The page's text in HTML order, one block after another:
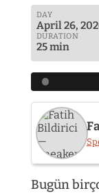
DAY
April 26,
DURATION
25 min
Bugün